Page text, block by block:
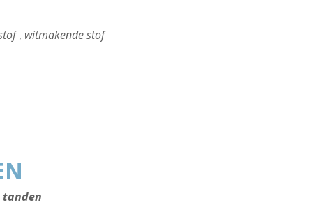
, witmakende stof
tanden